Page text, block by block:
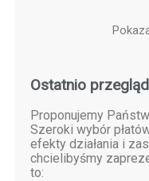
Ostatnio
Proponujemy
Szeroki wybór
efekty działania i
chcielibyśmy
to: